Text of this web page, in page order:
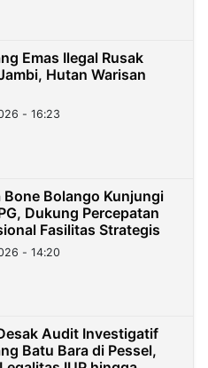
Emas Ilegal Rusak
Hutan Warisan
- 16:23
Bone Bolango Kunjungi
Dukung Percepatan
Fasilitas Strategis
- 14:20
Audit Investigatif
Batu Bara di Pessel,